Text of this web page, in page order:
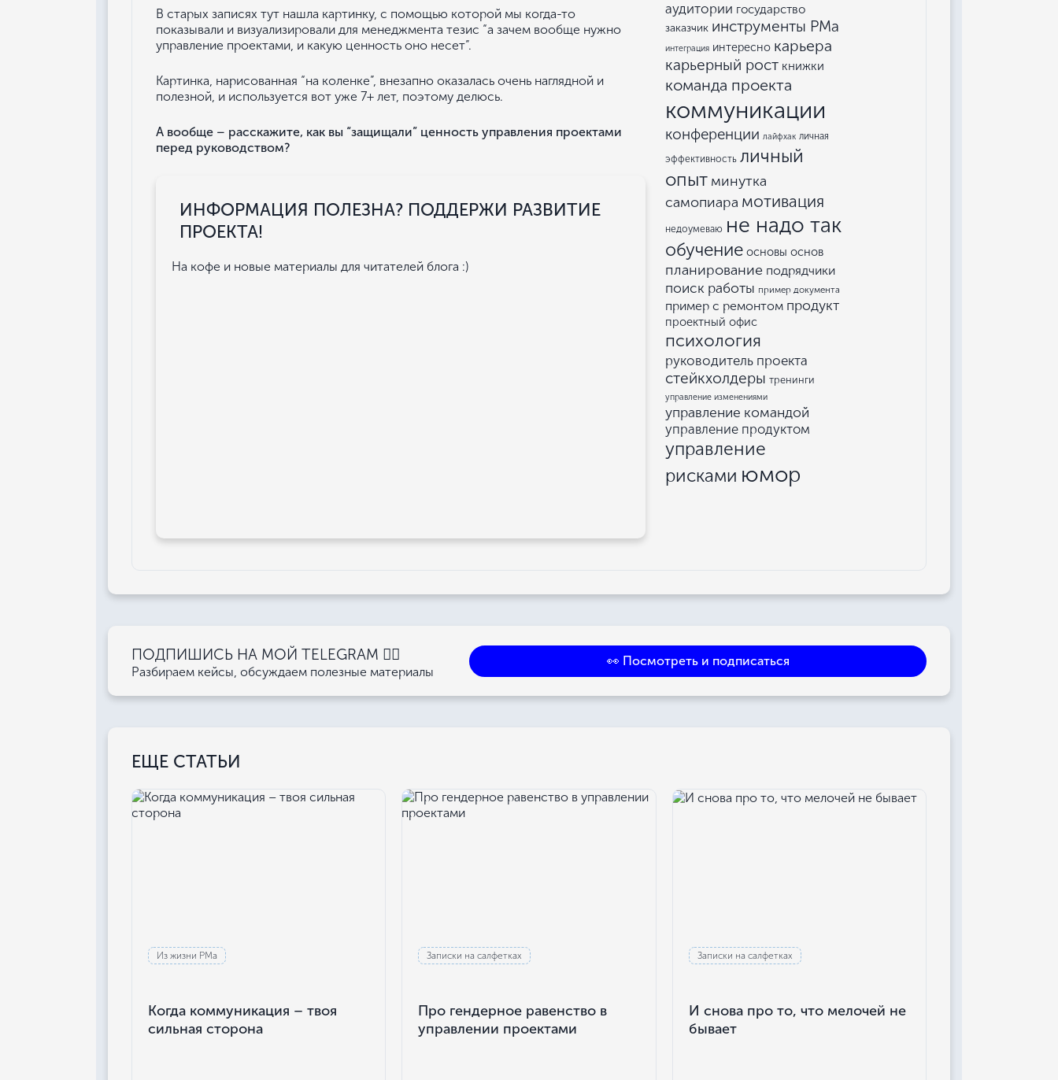
В старых записях тут нашла картинку, с помощью которой мы когда-то
показывали и визуализировали для менеджмента тезис “а зачем вообще нужно
управление проектами, и какую ценность оно несет”.
Картинка, нарисованная “на коленке”, внезапно оказалась очень наглядной и
полезной, и используется вот уже 7+ лет, поэтому делюсь.
А вообще – расскажите, как вы “защищали” ценность управления проектами
перед руководством?
ИНФОРМАЦИЯ ПОЛЕЗНА? ПОДДЕРЖИ РАЗВИТИЕ
ПРОЕКТА!
На кофе и новые материалы для читателей блога :)
аудитории государство
заказчик инструменты РМа
интеграция интересно карьера
карьерный рост книжки
команда проекта
коммуникации
конференции лайфхак личная
эффективность личный
опыт минутка
самопиара мотивация
недоумеваю не надо так
обучение основы основ
планирование подрядчики
поиск работы пример документа
пример с ремонтом продукт
проектный офис
психология
руководитель проекта
стейкхолдеры тренинги
управление изменениями
управление командой
управление продуктом
управление
рисками юмор
ПОДПИШИСЬ НА МОЙ TELEGRAM 👉🏻
Разбираем кейсы, обсуждаем полезные материалы
👀 Посмотреть и подписаться
ЕЩЕ СТАТЬИ
Из жизни РМа
Когда коммуникация – твоя
сильная сторона
Записки на салфетках
Про гендерное равенство в
управлении проектами
Записки на салфетках
И снова про то, что мелочей не
бывает